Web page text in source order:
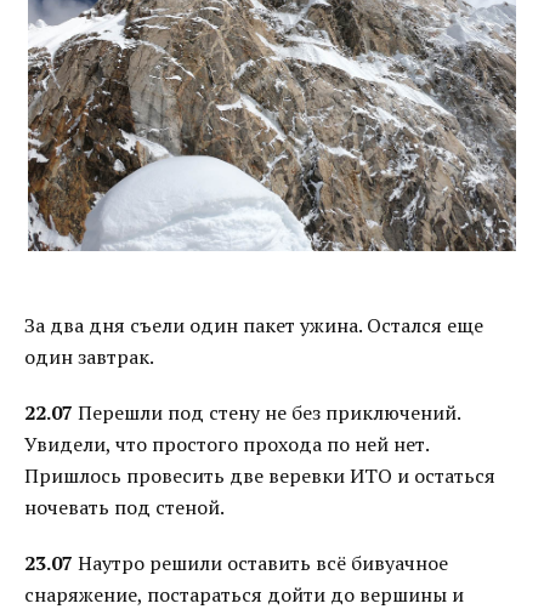
За два дня съели один пакет ужина. Остался еще
один завтрак.
22.07 Перешли под стену не без приключений.
Увидели, что простого прохода по ней нет.
Пришлось провесить две веревки ИТО и остаться
ночевать под стеной.
23.07 Наутро решили оставить всё бивуачное
снаряжение, постараться дойти до вершины и